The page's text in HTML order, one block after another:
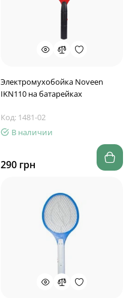
Электромухобойка Noveen
IKN110 на батарейках
Код: 1481-02
В наличии
290 грн